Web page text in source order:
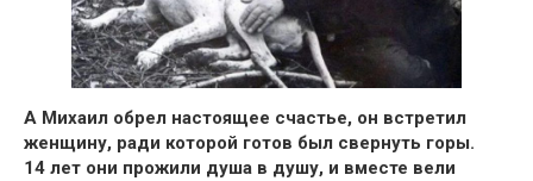
А Михаил обрел настоящее счастье, он встретил
женщину, ради которой готов был свернуть горы.
14 лет они прожили душа в душу, и вместе вели